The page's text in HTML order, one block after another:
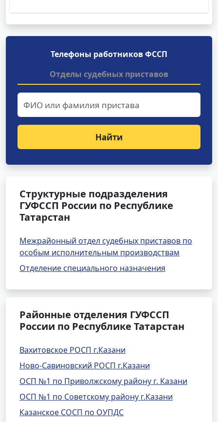
Телефоны работников ФССП
Отделы судебных приставов
Найти
Структурные подразделения
ГУФССП России по Республике
Татарстан
Межрайонный отдел судебных приставов по
особым исполнительным производствам
Отделение специального назначения
Районные отделения ГУФССП
России по Республике Татарстан
Вахитовское РОСП г.Казани
Ново-Савиновский РОСП г.Казани
ОСП №1 по Приволжскому району г. Казани
ОСП №1 по Советскому району г.Казани
Казанское СОСП по ОУПДС